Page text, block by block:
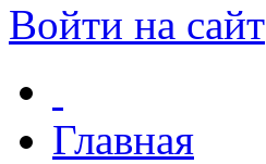
Войти на сайт
Главная